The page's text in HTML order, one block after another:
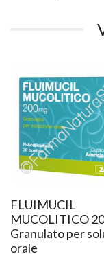
FLUIMUCIL
MUCOLITICO
Granulato per
orale